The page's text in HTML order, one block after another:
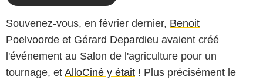
Souvenez-vous, en février dernier, Benoit
Poelvoorde et Gérard Depardieu avaient créé
l'événement au Salon de l'agriculture pour un
tournage, et AlloCiné y était ! Plus précisément le